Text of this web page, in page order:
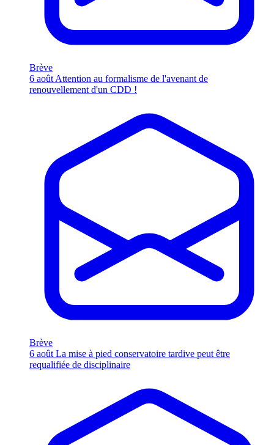
Brève
6 août Attention au formalisme de l'avenant de
renouvellement d'un CDD !
Brève
6 août La mise à pied conservatoire tardive peut être
requalifiée de disciplinaire